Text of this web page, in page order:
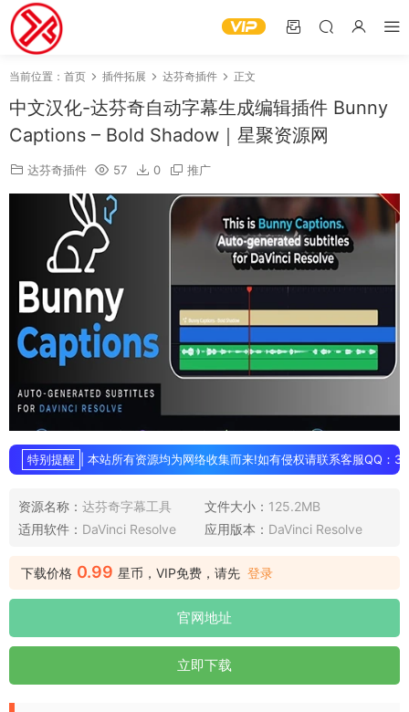
当前位置： 首页 插件拓展 达芬奇插件 正文
中文汉化-达芬奇自动字幕生成编辑插件 Bunny
Captions – Bold Shadow｜星聚资源网
达芬奇插件 57 0 推广
特别提醒 | 本站所有资源均为网络收集而来!如有侵权请联系客服QQ：
资源名称： 达芬奇字幕工具 文件大小： 125.2MB
适用软件： DaVinci Resolve 应用版本： DaVinci Resolve
下载价格 0.99 星币，VIP免费，请先 登录
官网地址
立即下载